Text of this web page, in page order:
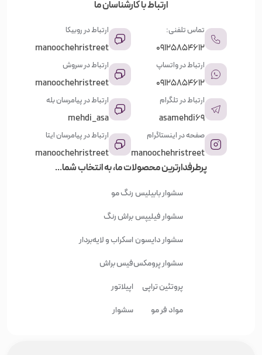
ارتباط با کارشناسان ما
تماس تلفنی:
09125854612
ارتباط در واتساپ
09125854612
ارتباط در تلگرام
asamehdi69
صفحه در اینستاگرام
manoochehristreet
ارتباط در روبیکا
manoochehristreet
ارتباط در سروش
manoochehristreet
ارتباط در پیامرسان بله
mehdi_asa
ارتباط در پیامرسان ایتا
manoochehristreet
پرطرفدارترین محصولات ما، به انتخاب شما...
سشوار بابیلیس
سشوار فیلیپس
سشوار دایسون
سشوار پرومکس
پروتئین تراپی
مواد فر مو
رنگ مو
براش رنگ
اسکراب و لایه‌بردار
فیس براش
اپیلاتور
سشوار